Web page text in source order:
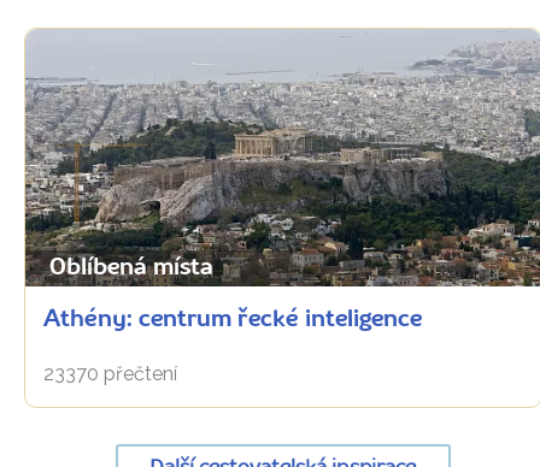
Oblíbená místa
Athény: centrum řecké inteligence
23370 přečtení